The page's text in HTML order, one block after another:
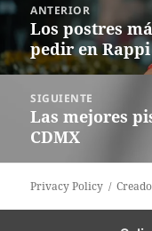
de
entradas
ANTERIOR
Entrada
anterior:
Los postres
pedir en Rappi
SIGUIENTE
Siguiente
entrada:
Las mejores
CDMX
Privacy Policy